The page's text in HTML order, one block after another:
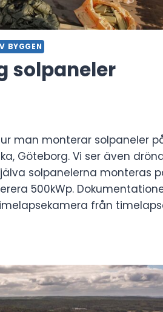
BYGGEN
solpaneler
man monterar solpaneler
Göteborg. Vi ser även
solpanelerna monteras
500kWp.
från